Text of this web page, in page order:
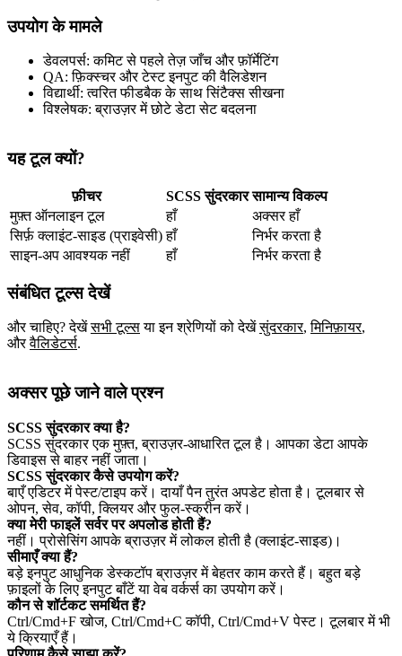
उपयोग के मामले
डेवलपर्स: कमिट से पहले तेज़ जाँच और फ़ॉर्मेटिंग
QA: फ़िक्स्चर और टेस्ट इनपुट की वैलिडेशन
विद्यार्थी: त्वरित फीडबैक के साथ सिंटैक्स सीखना
विश्लेषक: ब्राउज़र में छोटे डेटा सेट बदलना
यह टूल क्यों?
फ़ीचर SCSS सुंदरकार सामान्य विकल्प
मुफ़्त ऑनलाइन टूल
हाँ
अक्सर हाँ
सिर्फ़ क्लाइंट‑साइड (प्राइवेसी) हाँ
निर्भर करता है
साइन‑अप आवश्यक नहीं
हाँ निर्भर करता है
संबंधित टूल्स देखें
और चाहिए? देखें सभी टूल्स या इन श्रेणियों को देखें सुंदरकार,मिनिफ़ायर,
और वैलिडेटर्स.
अक्सर पूछे जाने वाले प्रश्न
SCSS सुंदरकार क्या है?
SCSS सुंदरकार एक मुफ़्त, ब्राउज़र‑आधारित टूल है। आपका डेटा आपके
डिवाइस से बाहर नहीं जाता।
SCSS सुंदरकार कैसे उपयोग करें?
बाएँ एडिटर में पेस्ट/टाइप करें। दायाँ पैन तुरंत अपडेट होता है। टूलबार से
ओपन, सेव, कॉपी, क्लियर और फुल‑स्क्रीन करें।
क्या मेरी फाइलें सर्वर पर अपलोड होती हैं?
नहीं। प्रोसेसिंग आपके ब्राउज़र में लोकल होती है (क्लाइंट‑साइड)।
सीमाएँ क्या हैं?
बड़े इनपुट आधुनिक डेस्कटॉप ब्राउज़र में बेहतर काम करते हैं। बहुत बड़े
फ़ाइलों के लिए इनपुट बाँटें या वेब वर्कर्स का उपयोग करें।
कौन से शॉर्टकट समर्थित हैं?
Ctrl/Cmd+F खोज, Ctrl/Cmd+C कॉपी, Ctrl/Cmd+V पेस्ट। टूलबार में भी
ये क्रियाएँ हैं।